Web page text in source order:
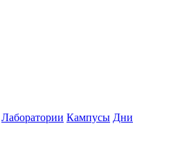
Лаборатории Кампусы Дни